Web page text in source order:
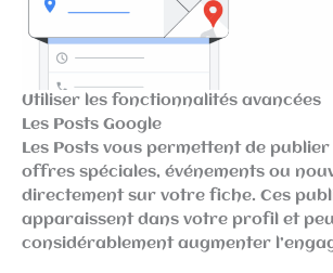
Utiliser les fonctionnalités avancées
Les Posts Google
Les Posts vous permettent de
offres spéciales, événements ou
directement sur votre fiche. Ces
apparaissent dans votre profil et
considérablement augmenter